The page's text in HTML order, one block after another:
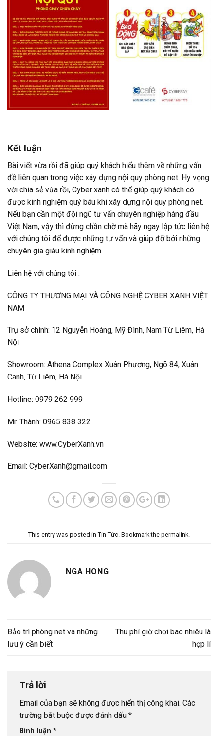
Kết luận
Bài viết vừa rồi đã giúp quý khách hiểu thêm về những vấn
đề liên quan trong việc xây dựng nội quy phòng net. Hy vọng
với chia sẻ vừa rồi, Cyber xanh có thể giúp quý khách có
được kinh nghiệm quý báu khi xây dựng nội quy phòng net.
Nếu bạn cần một đội ngũ tư vấn chuyên nghiệp hàng đầu
Việt Nam, vậy thì đừng chần chờ mà hãy ngay lập tức liên hệ
với chúng tôi để được những tư vấn và giúp đỡ bởi những
chuyên gia giàu kinh nghiệm.
Liên hệ với chúng tôi :
CÔNG TY THƯƠNG MẠI VÀ CÔNG NGHỆ CYBER XANH VIỆT
NAM
Trụ sở chính: 12 Nguyễn Hoàng, Mỹ Đình, Nam Từ Liêm, Hà
Nội
Showroom: Athena Complex Xuân Phương, Ngõ 84, Xuân
Canh, Từ Liêm, Hà Nội
Hotline: 0979 262 999
Mr. Thành: 0965 838 322
Website: www.CyberXanh.vn
Email: CyberXanh@gmail.com
This entry was posted in Tin Tức . Bookmark the permalink
NGA HONG
Bảo trì phòng net và những
lưu ý cần biết
Thu phí giờ chơi bao nhiêu là
hợp lí
Trả lời
Email của bạn sẽ không được hiển thị công khai. Các
trường bắt buộc được đánh dấu *
Bình luận *